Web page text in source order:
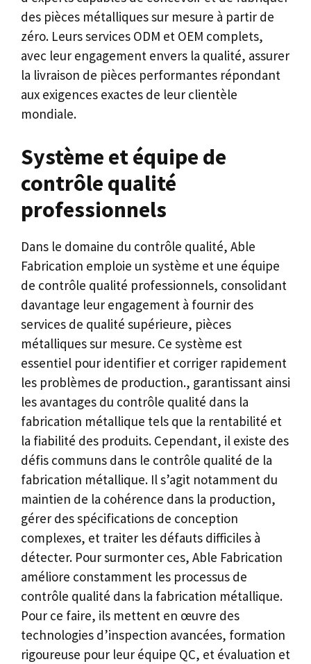
des pièces métalliques sur mesure à partir de
zéro. Leurs services ODM et OEM complets,
avec leur engagement envers la qualité, assurer
la livraison de pièces performantes répondant
aux exigences exactes de leur clientèle
mondiale.
Système et équipe de
contrôle qualité
professionnels
Dans le domaine du contrôle qualité, Able
Fabrication emploie un système et une équipe
de contrôle qualité professionnels, consolidant
davantage leur engagement à fournir des
services de qualité supérieure, pièces
métalliques sur mesure. Ce système est
essentiel pour identifier et corriger rapidement
les problèmes de production., garantissant ainsi
les avantages du contrôle qualité dans la
fabrication métallique tels que la rentabilité et
la fiabilité des produits. Cependant, il existe des
défis communs dans le contrôle qualité de la
fabrication métallique. Il s’agit notamment du
maintien de la cohérence dans la production,
gérer des spécifications de conception
complexes, et traiter les défauts difficiles à
détecter. Pour surmonter ces, Able Fabrication
améliore constamment les processus de
contrôle qualité dans la fabrication métallique.
Pour ce faire, ils mettent en œuvre des
technologies d’inspection avancées, formation
rigoureuse pour leur équipe QC, et évaluation et